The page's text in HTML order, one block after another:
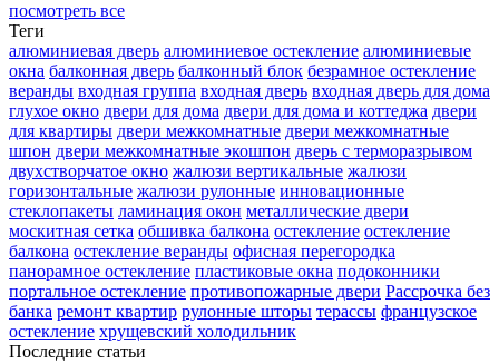
посмотреть все
Теги
алюминиевая дверь алюминиевое остекление алюминиевые
окна балконная дверь балконный блок безрамное остекление
веранды входная группа входная дверь входная дверь для дома
глухое окно двери для дома двери для дома и коттеджа двери
для квартиры двери межкомнатные двери межкомнатные
шпон двери межкомнатные экошпон дверь с терморазрывом
двухстворчатое окно жалюзи вертикальные жалюзи
горизонтальные жалюзи рулонные инновационные
стеклопакеты ламинация окон металлические двери
москитная сетка обшивка балкона остекление остекление
балкона остекление веранды офисная перегородка
панорамное остекление пластиковые окна подоконники
портальное остекление противопожарные двери Рассрочка без
банка ремонт квартир рулонные шторы терассы французское
остекление хрущевский холодильник
Последние статьи